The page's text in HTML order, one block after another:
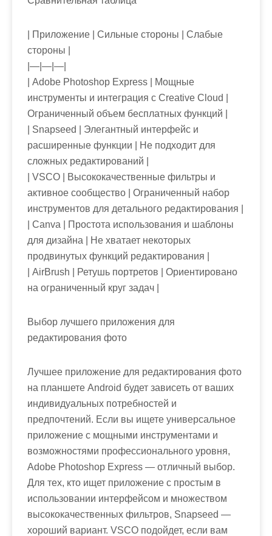
| Приложение | Сильные стороны | Слабые
стороны |
|—|—|—|
| Adobe Photoshop Express | Мощные
инструменты и интеграция с Creative Cloud |
Ограниченный объем бесплатных функций |
| Snapseed | Элегантный интерфейс и
расширенные функции | Не подходит для
сложных редактирований |
| VSCO | Высококачественные фильтры и
активное сообщество | Ограниченный набор
инструментов для детального редактирования |
| Canva | Простота использования и шаблоны
для дизайна | Не хватает некоторых
продвинутых функций редактирования |
| AirBrush | Ретушь портретов | Ориентировано
на ограниченный круг задач |
Выбор лучшего приложения для
редактирования фото
Лучшее приложение для редактирования фото
на планшете Android будет зависеть от ваших
индивидуальных потребностей и
предпочтений. Если вы ищете универсальное
приложение с мощными инструментами и
возможностями профессионального уровня,
Adobe Photoshop Express — отличный выбор.
Для тех, кто ищет приложение с простым в
использовании интерфейсом и множеством
высококачественных фильтров, Snapseed —
хороший вариант. VSCO подойдет, если вам